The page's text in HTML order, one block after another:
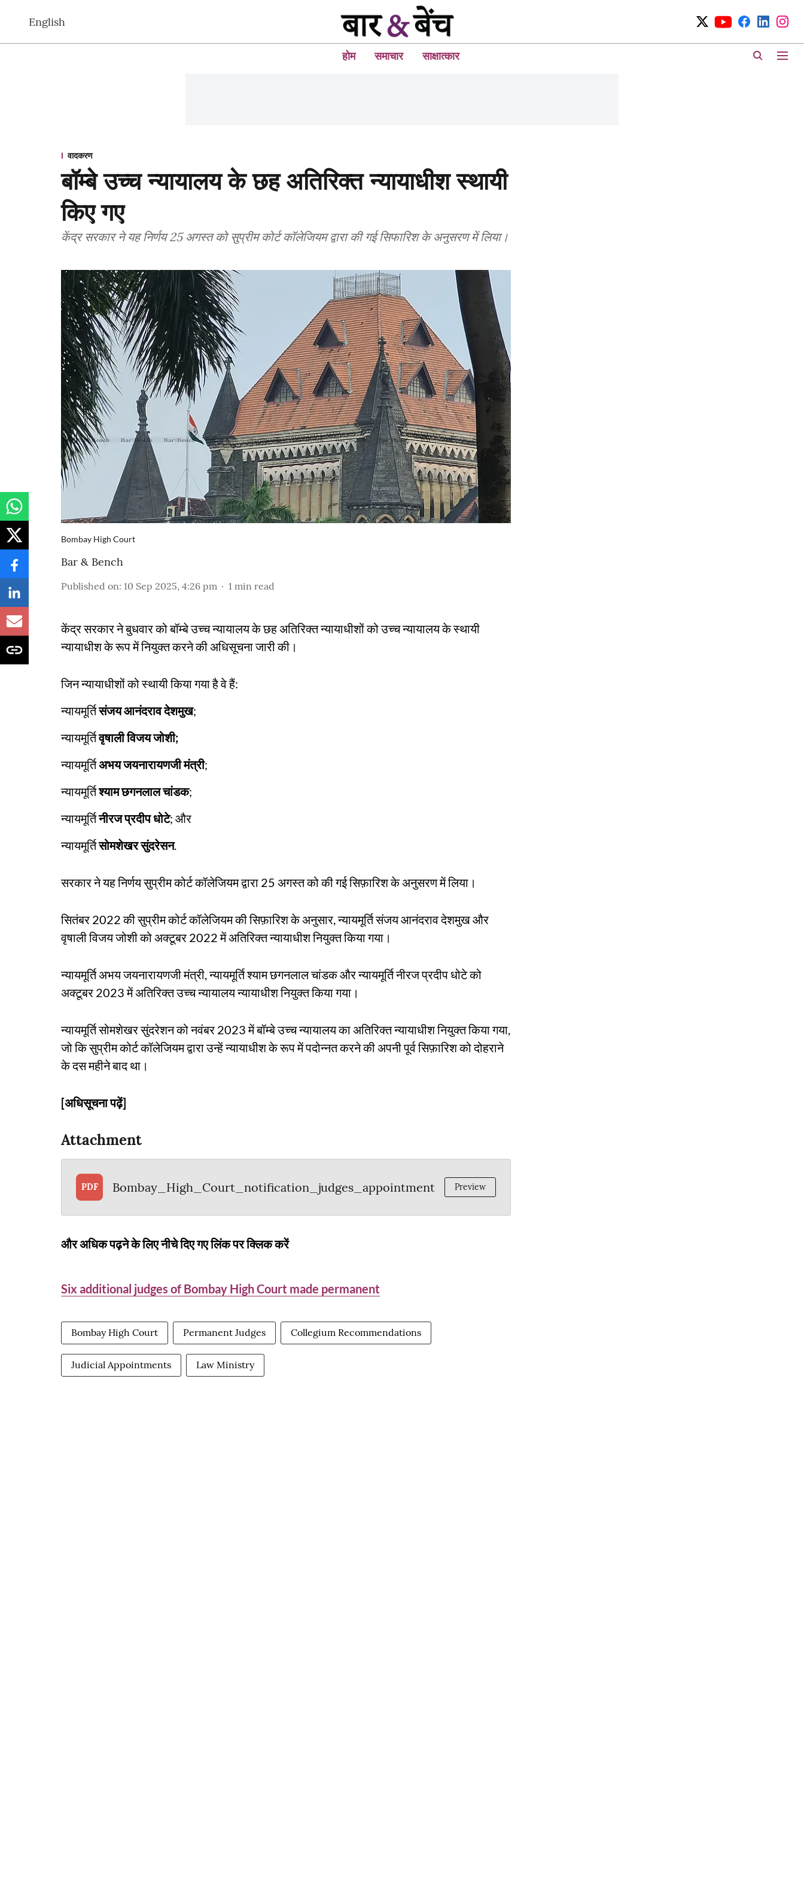
English
होम समाचार साक्षात्कार
वादकरण
बॉम्बे उच्च न्यायालय के छह अतिरिक्त न्यायाधीश स्थायी
किए गए
केंद्र सरकार ने यह निर्णय 25 अगस्त को सुप्रीम कोर्ट कॉलेजियम द्वारा की गई सिफारिश के अनुसरण में लिया।
Bombay High Court
Bar & Bench
Published on: 10 Sep 2025, 4:26 pm 1 min read
केंद्र सरकार ने बुधवार को बॉम्बे उच्च न्यायालय के छह अतिरिक्त न्यायाधीशों को उच्च न्यायालय के स्थायी
न्यायाधीश के रूप में नियुक्त करने की अधिसूचना जारी की।
जिन न्यायाधीशों को स्थायी किया गया है वे हैं:
न्यायमूर्तिसंजय आनंदराव देशमुख;
न्यायमूर्तिवृषाली विजय जोशी;
न्यायमूर्तिअभय जयनारायणजी मंत्री;
न्यायमूर्तिश्याम छगनलाल चांडक;
न्यायमूर्तिनीरज प्रदीप धोटे; और
न्यायमूर्तिसोमशेखर सुंदरेसन.
सरकार ने यह निर्णय सुप्रीम कोर्ट कॉलेजियम द्वारा 25 अगस्त को की गई सिफ़ारिश के अनुसरण में लिया।
सितंबर 2022 की सुप्रीम कोर्ट कॉलेजियम की सिफ़ारिश के अनुसार, न्यायमूर्ति संजय आनंदराव देशमुख और
वृषाली विजय जोशी को अक्टूबर 2022 में अतिरिक्त न्यायाधीश नियुक्त किया गया।
न्यायमूर्ति अभय जयनारायणजी मंत्री, न्यायमूर्ति श्याम छगनलाल चांडक और न्यायमूर्ति नीरज प्रदीप धोटे को
अक्टूबर 2023 में अतिरिक्त उच्च न्यायालय न्यायाधीश नियुक्त किया गया।
न्यायमूर्ति सोमशेखर सुंदरेशन को नवंबर 2023 में बॉम्बे उच्च न्यायालय का अतिरिक्त न्यायाधीश नियुक्त किया गया,
जो कि सुप्रीम कोर्ट कॉलेजियम द्वारा उन्हें न्यायाधीश के रूप में पदोन्नत करने की अपनी पूर्व सिफ़ारिश को दोहराने
के दस महीने बाद था।
[अधिसूचना पढ़ें]
Attachment
PDF Bombay_High_Court_notification_judges_appointment Preview
और अधिक पढ़ने के लिए नीचे दिए गए लिंक पर क्लिक करें
Six additional judges of Bombay High Court made permanent
Bombay High Court Permanent Judges Collegium Recommendations
Judicial Appointments Law Ministry